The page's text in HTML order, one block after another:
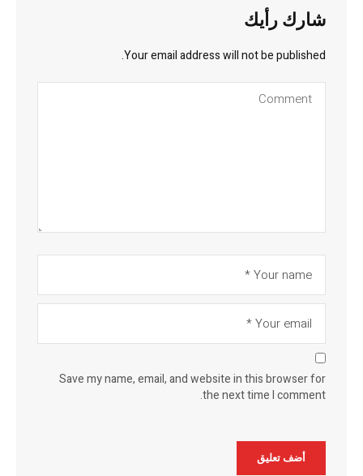
شارك رأيك
Your email address will not be published.
Save my name, email, and website in this browser for
the next time I comment.